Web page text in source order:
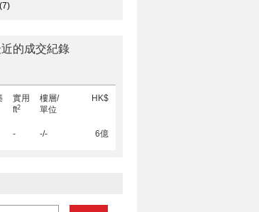
(7)
的成交紀錄
實用
ft2
樓層/
單位
HK$
- -/- 6億